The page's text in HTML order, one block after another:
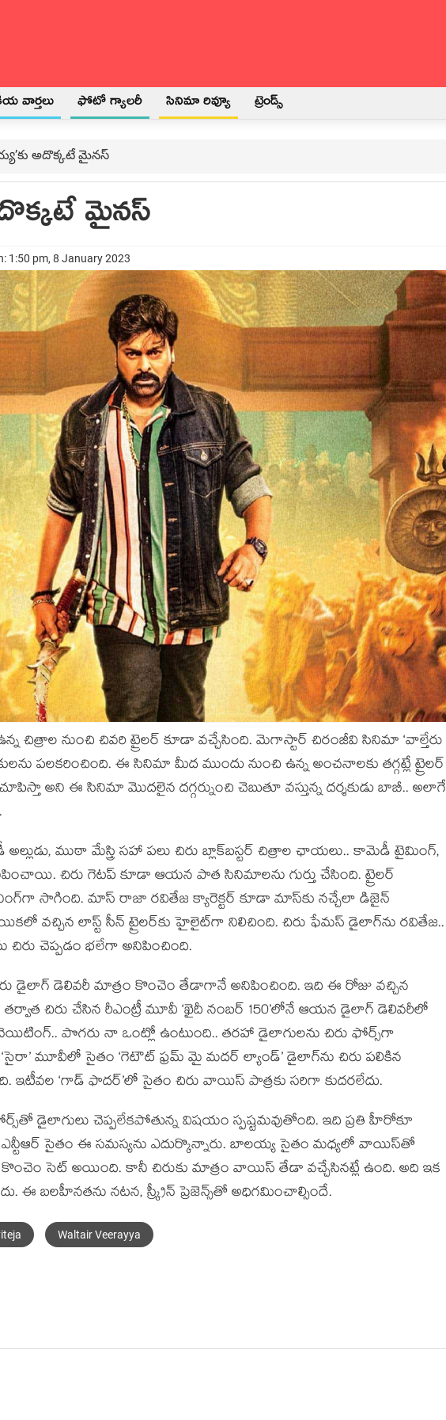
వార్తలు ఫోటో గ్యాలరీ సినిమా రివ్యూ ట్రెండ్స్
అదొక్కటే మైనస్
మైనస్
1:50 pm, 8 January 2023
చిత్రాల నుంచి చివరి ట్రైలర్ కూడా వచ్చేసింది. మెగాస్టార్ చిరంజీవి సినిమా ‘వాల్తేరు
పలకరించింది. ఈ సినిమా మీద ముందు నుంచి ఉన్న అంచనాలకు తగ్గట్లే ట్రైలర్
అని ఈ సినిమా మొదలైన దగ్గర్నుంచి చెబుతూ వస్తున్న దర్శకుడు బాబీ.. అలాగే
ముఠా మేస్త్రి సహా పలు చిరు బ్లాక్‌బస్టర్ చిత్రాల ఛాయలు.. కామెడీ టైమింగ్,
చిరు గెటప్ కూడా ఆయన పాత సినిమాలను గుర్తు చేసింది. ట్రైలర్
సాగింది. మాస్ రాజా రవితేజ క్యారెక్టర్ కూడా మాస్‌కు నచ్చేలా డిజైన్
వచ్చిన లాస్ట్ సీన్ ట్రైలర్‌కు హైలైట్‌గా నిలిచింది. చిరు ఫేమస్ డైలాగ్‌ను రవితేజ..
చిరు చెప్పడం భలేగా అనిపించింది.
డైలాగ్ డెలివరీ మాత్రం కొంచెం తేడాగానే అనిపించింది. ఇది ఈ రోజు వచ్చిన
చిరు చేసిన రీఎంట్రీ మూవీ ‘ఖైదీ నంబర్ 150’లోనే ఆయన డైలాగ్ డెలివరీలో
పొగరు నా ఒంట్లో ఉంటుంది.. తరహా డైలాగులను చిరు ఫోర్స్‌గా
మూవీలో సైతం ‘గెటౌట్ ఫ్రమ్ మై మదర్ ల్యాండ్’ డైలాగ్‌ను చిరు పలికిన
ఇటీవల ‘గాడ్ ఫాదర్’లో సైతం చిరు వాయిస్ పాత్రకు సరిగా కుదరలేదు.
డైలాగులు చెప్పలేకపోతున్న విషయం స్పష్టమవుతోంది. ఇది ప్రతి హీరోకూ
సైతం ఈ సమస్యను ఎదుర్కొన్నారు. బాలయ్య సైతం మధ్యలో వాయిస్‌తో
కొంచెం సెట్ అయింది. కానీ చిరుకు మాత్రం వాయిస్ తేడా వచ్చేసినట్లే ఉంది. అది ఇక
ఈ బలహీనతను నటన, స్క్రీన్ ప్రెజెన్స్‌తో అధిగమించాల్సిందే.
Waltair Veerayya